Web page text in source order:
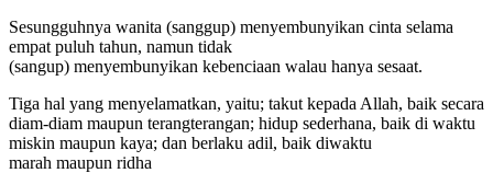
Sesungguhnya wanita (sanggup) menyembunyikan cinta selama
empat puluh tahun, namun tidak
(sangup) menyembunyikan kebenciaan walau hanya sesaat.
Tiga hal yang menyelamatkan, yaitu; takut kepada Allah, baik secara
diam-diam maupun terangterangan; hidup sederhana, baik di waktu
miskin maupun kaya; dan berlaku adil, baik diwaktu
marah maupun ridha